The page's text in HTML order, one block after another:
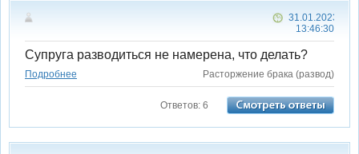
31.01.2023
13:46:30
Супруга разводиться не намерена, что делать?
Подробнее Расторжение брака (развод)
Ответов: 6